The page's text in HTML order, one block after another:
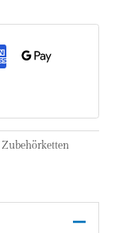
Zubehörketten